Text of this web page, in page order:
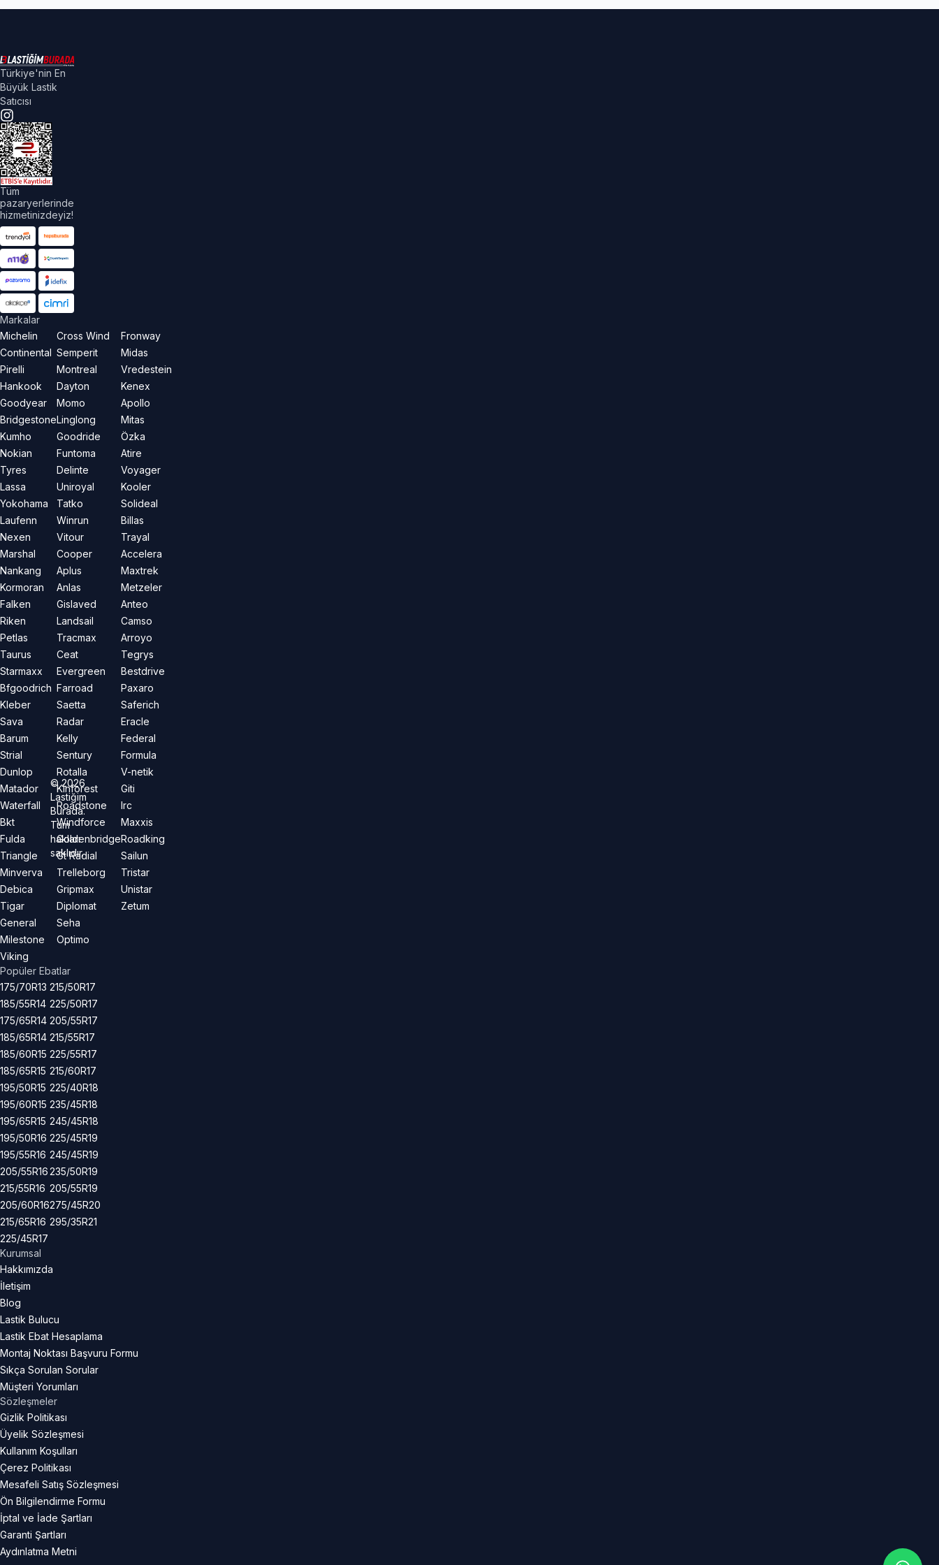
Türkiye'nin En
Büyük Lastik
Satıcısı
Tüm
pazaryerlerinde
hizmetinizdeyiz!
Markalar
Michelin
Continental
Pirelli
Hankook
Goodyear
Bridgestone
Kumho
Nokian
Tyres
Lassa
Yokohama
Laufenn
Nexen
Marshal
Nankang
Kormoran
Falken
Riken
Petlas
Taurus
Starmaxx
Bfgoodrich
Kleber
Sava
Barum
Strial
Dunlop
Matador
Waterfall
Bkt
Fulda
Triangle
Minverva
Debica
Tigar
General
Milestone
Viking
Cross Wind
Semperit
Montreal
Dayton
Momo
Linglong
Goodride
Funtoma
Delinte
Uniroyal
Tatko
Winrun
Vitour
Cooper
Aplus
Anlas
Gislaved
Landsail
Tracmax
Ceat
Evergreen
Farroad
Saetta
Radar
Kelly
Sentury
Rotalla
Kinforest
Roadstone
Windforce
Goldenbridge
Gt Radial
Trelleborg
Gripmax
Diplomat
Seha
Optimo
Fronway
Midas
Vredestein
Kenex
Apollo
Mitas
Özka
Atire
Voyager
Kooler
Solideal
Billas
Trayal
Accelera
Maxtrek
Metzeler
Anteo
Camso
Arroyo
Tegrys
Bestdrive
Paxaro
Saferich
Eracle
Federal
Formula
V-netik
Giti
Irc
Maxxis
Roadking
Sailun
Tristar
Unistar
Zetum
Popüler Ebatlar
175/70R13
185/55R14
175/65R14
185/65R14
185/60R15
185/65R15
195/50R15
195/60R15
195/65R15
195/50R16
195/55R16
205/55R16
215/55R16
205/60R16
215/65R16
225/45R17
215/50R17
225/50R17
205/55R17
215/55R17
225/55R17
215/60R17
225/40R18
235/45R18
245/45R18
225/45R19
245/45R19
235/50R19
205/55R19
275/45R20
295/35R21
Kurumsal
Hakkımızda
İletişim
Blog
Lastik Bulucu
Lastik Ebat Hesaplama
Montaj Noktası Başvuru Formu
Sıkça Sorulan Sorular
Müşteri Yorumları
Sözleşmeler
Gizlik Politikası
Üyelik Sözleşmesi
Kullanım Koşulları
Çerez Politikası
Mesafeli Satış Sözleşmesi
Ön Bilgilendirme Formu
İptal ve İade Şartları
Garanti Şartları
Aydınlatma Metni
©2026
Lastiğim
Burada.
Tüm
hakları
saklıdır.